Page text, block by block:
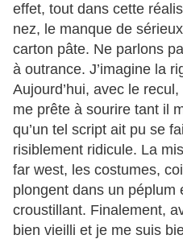
effet, tout dans cette
nez, le manque de
carton pâte. Ne parlons
à outrance. J’imagine la
Aujourd’hui, avec le
me prête à sourire tant il
qu’un tel script ait pu se
risiblement ridicule. La
far west, les costumes,
plongent dans un péplum
croustillant. Finalement,
bien vieilli et je me suis